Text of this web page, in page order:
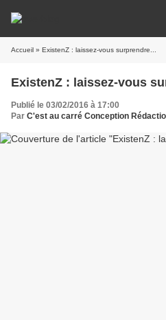
Accueil » ExistenZ : laissez-vous surprendre...
ExistenZ : laissez-vous
Publié le 03/02/2016 à 17:00
Par C'est au carré Conception